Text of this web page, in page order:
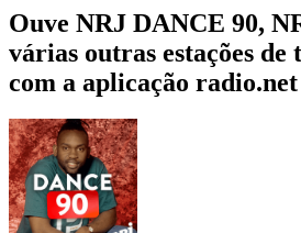
Ouve NRJ DANCE 90,
várias outras estações de
com a aplicação radio.net